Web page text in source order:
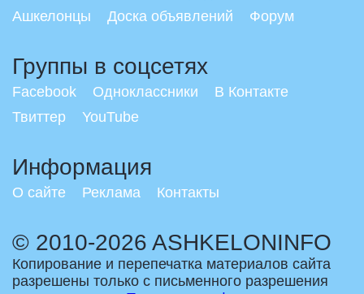
Ашкелонцы
Доска объявлений Форум
Группы в соцсетях
Facebook Одноклассники
В Контакте
Твиттер
YouTube
Информация
О сайте Реклама Контакты
© 2010-2026 ASHKELONINFO
Копирование и перепечатка материалов сайта
разрешены только с письменного разрешения